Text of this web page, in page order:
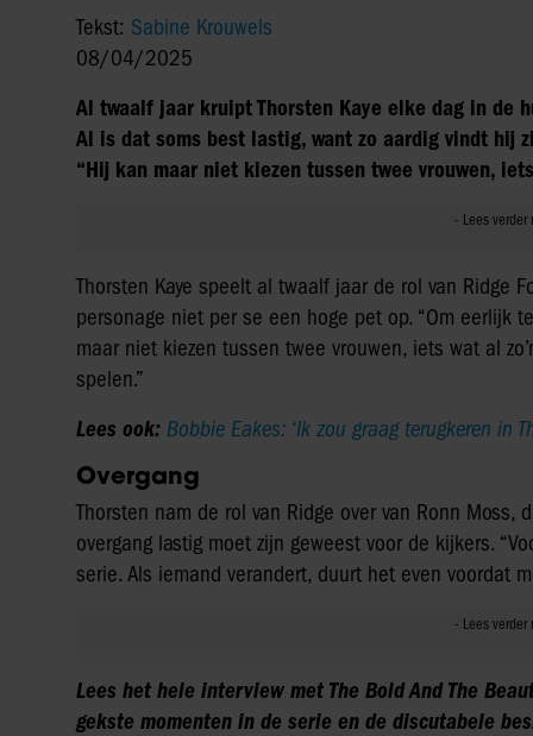
Tekst: Sabine Krouwels
08/04/2025
Al twaalf jaar kruipt Thorsten Kaye elke dag in de
Al is dat soms best lastig, want zo aardig vindt hij
“Hij kan maar niet kiezen tussen twee vrouwen,
Thorsten Kaye speelt al twaalf jaar de rol van Ridge
personage niet per se een hoge pet op. “Om eerlijk
maar niet kiezen tussen twee vrouwen, iets wat al
spelen.”
Lees ook: Bobbie Eakes: ‘Ik zou graag terugkeren in
Overgang
Thorsten nam de rol van Ridge over van Ronn
overgang lastig moet zijn geweest voor de kijkers.
serie. Als iemand verandert, duurt het even voordat
Lees het hele interview met The Bold And The
gekste momenten in de serie en de discutabele